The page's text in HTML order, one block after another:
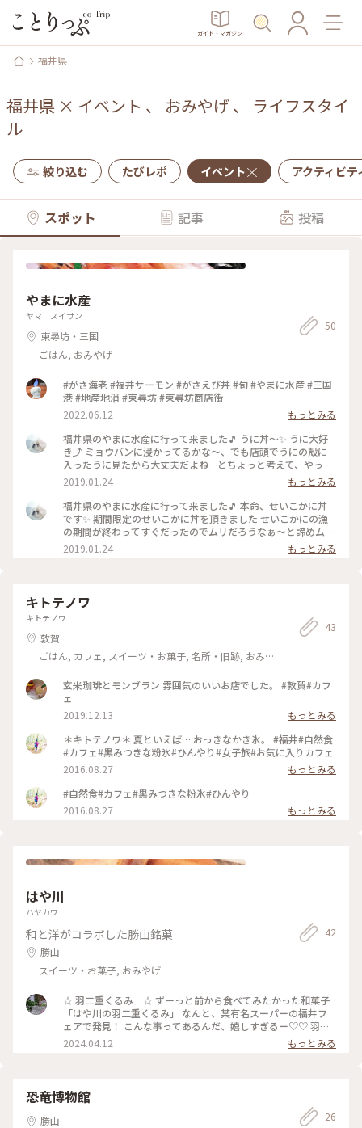
ガイド・マガジン
福井県
福井県 × イベント 、 おみやげ 、 ライフスタイ
ル
絞り込む たびレポ イベント アクティビテ
スポット 記事 投稿
やまに水産
ヤマニスイサン
東尋坊・三国
ごはん, おみやげ
50
#がさ海老 #福井サーモン #がさえび丼 #旬 #やまに水産 #三国
港 #地産地消 #東尋坊 #東尋坊商店街
2022.06.12
もっとみる
福井県のやまに水産に行って来ました🎵 うに丼～✨ うに大好
き⤴️ ミョウバンに浸かってるかな～、でも店頭でうにの殻に
入ったうに見たから大丈夫だよね…とちょっと考えて、やっぱ
り注文 食べたらやっぱり、はい美味しいヤツ～ やっぱりうに
は最高でした⤴️ #福井県#うに丼#うに#冬のごちそう#東尋坊#
やまに水産
2019.01.24
もっとみる
福井県のやまに水産に行って来ました🎵 本命、せいこかに丼
です✨ 期間限定のせいこかに丼を頂きました せいこかにの漁
の期間が終わってすぐだったのでムリだろうなぁ～と諦めムー
ドでしたが、数量限定でありました🙌 丼には、せいこかに2杯
分がのっています 外子がちょっと苦手だったんですが、丼で
まに水産#東尋坊#かに#せいこかに丼#冬のごちそう
2019.01.24 もっとみる
キトテノワ
キトテノワ
敦賀
ごはん, カフェ, スイーツ・お菓子, 名所・旧跡, おみ
43
玄米珈琲とモンブラン 雰囲気のいいお店でした。 #敦賀#カフ
ェ
2019.12.13
もっとみる
＊キトテノワ＊ 夏といえば… おっきなかき氷。 #福井#自然食
#カフェ#黒みつきな粉氷#ひんやり#女子旅#お気に入りカフェ
2016.08.27
もっとみる
#自然食#カフェ#黒みつきな粉氷#ひんやり
2016.08.27
もっとみる
はや川
ハヤカワ
和と洋がコラボした勝山銘菓
勝山
スイーツ・お菓子, おみやげ
42
☆ 羽二重くるみ ☆ ずーっと前から食べてみたかった和菓子
「はや川の羽二重くるみ」 なんと、某有名スーパーの福井フ
ェアで発見！ こんな事ってあるんだ、嬉しすぎるー♡♡ 羽二
重餅と飴炊きくるみをシュー皮でサンド 少し甘くて柔らかく
てしっとり、くるみの歯応えも良く何てバランスの良いお菓子
くるみ #羽二重餅 #美味しいおやつ
2024.04.12 もっとみる
恐竜博物館
勝山
26